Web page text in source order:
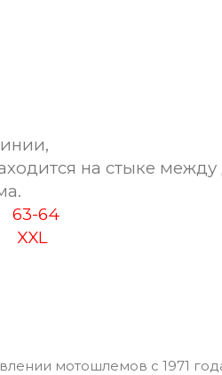
на стыке между
63-64
XXL
мотошлемов с 1971